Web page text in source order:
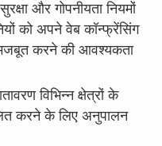
और गोपनीयता नियमों
को अपने वेब कॉन्फ्रेंसिंग
मजबूत करने की आवश्यकता
विभिन्न क्षेत्रों के
करने के लिए अनुपालन